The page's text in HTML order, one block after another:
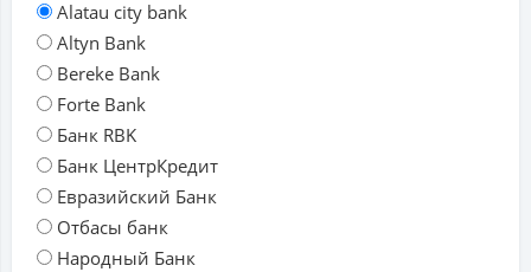
Alatau city bank
Altyn Bank
Bereke Bank
Forte Bank
Банк RBK
Банк ЦентрКредит
Евразийский Банк
Отбасы банк
Народный Банк